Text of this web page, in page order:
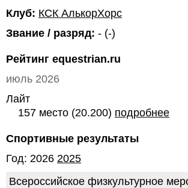
Клуб: КСК АлькорХорс
Звание / разряд: - (-)
Рейтинг equestrian.ru
июль 2026
Лайт
157 место (20.200) подробнее
Спортивные результаты
Год: 2026 2025
Всероссийское физкультурное